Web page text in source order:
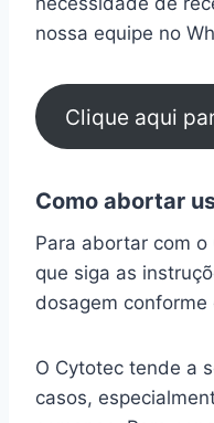
nossa equipe no
Clique aqui
Como abortar
Para abortar com
que siga as
dosagem
O Cytotec tende a
casos,